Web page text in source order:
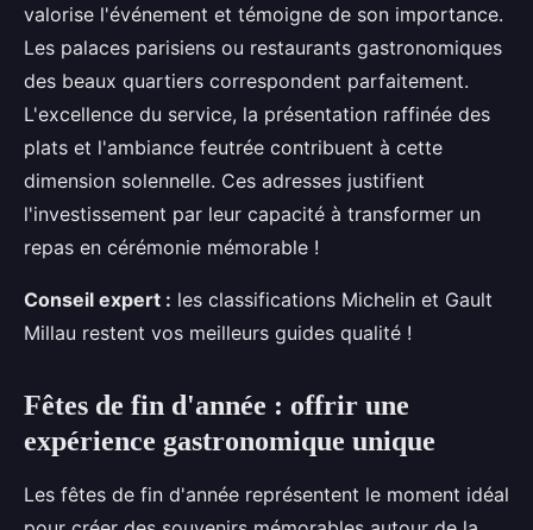
valorise l'événement et témoigne de son importance.
Les palaces parisiens ou restaurants gastronomiques
des beaux quartiers correspondent parfaitement.
L'excellence du service, la présentation raffinée des
plats et l'ambiance feutrée contribuent à cette
dimension solennelle. Ces adresses justifient
l'investissement par leur capacité à transformer un
repas en cérémonie mémorable !
Conseil expert : les classifications Michelin et Gault
Millau restent vos meilleurs guides qualité !
Fêtes de fin d'année : offrir une
expérience gastronomique unique
Les fêtes de fin d'année représentent le moment idéal